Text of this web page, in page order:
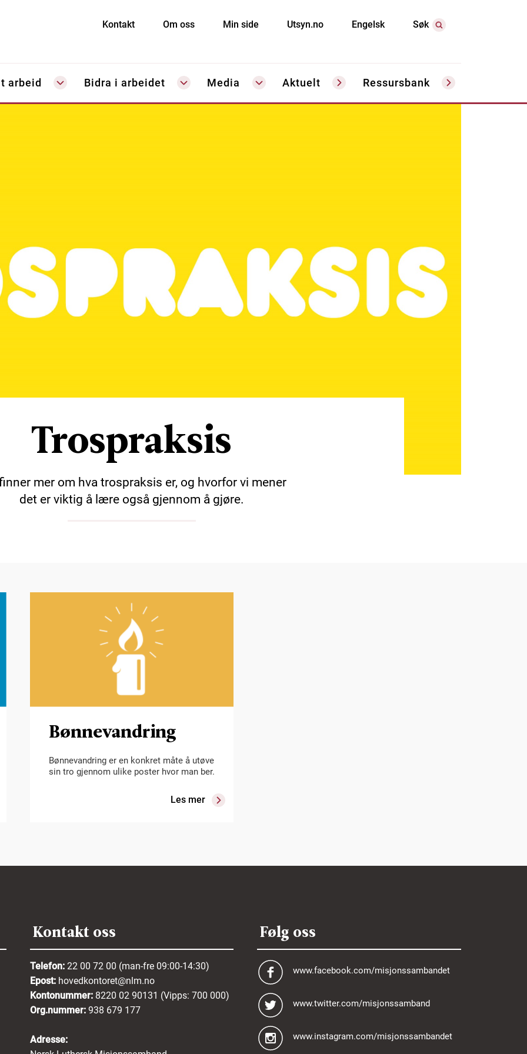
Kontakt Om oss Min side Utsyn.no Engelsk Søk
arbeid Bidra i arbeidet Media Aktuelt Ressursbank
Trospraksis
mer om hva trospraksis er, og hvorfor vi mener
det er viktig å lære også gjennom å gjøre.
Bønnevandring
Bønnevandring er en konkret måte å utøve
sin tro gjennom ulike poster hvor man ber.
Les mer
Kontakt oss
Telefon: 22 00 72 00 (man-fre 09:00-14:30)
Epost: hovedkontoret@nlm.no
Kontonummer: 8220 02 90131 (Vipps: 700 000)
Org.nummer: 938 679 177
Adresse:
Følg oss
www.facebook.com/misjonssambandet
www.twitter.com/misjonssamband
www.instagram.com/misjonssambandet